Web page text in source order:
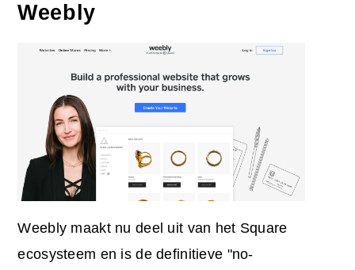
Weebly
Weebly maakt nu deel uit van het Square
ecosysteem en is de definitieve "no-